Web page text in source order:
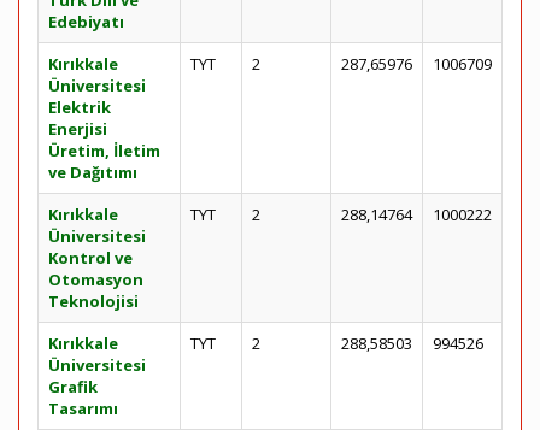
Edebiyatı
Kırıkkale
Üniversitesi
Elektrik
Enerjisi
Üretim, İletim
ve Dağıtımı
TYT 2 287,65976 1006709
Kırıkkale
Üniversitesi
Kontrol ve
Otomasyon
Teknolojisi
TYT 2 288,14764 1000222
Kırıkkale
Üniversitesi
Grafik
Tasarımı
TYT 2 288,58503 994526